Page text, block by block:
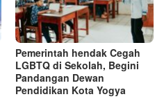
Pemerintah hendak Cegah
LGBTQ di Sekolah, Begini
Pandangan Dewan
Pendidikan Kota Yogya